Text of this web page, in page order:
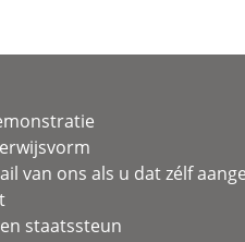
van ons als u dat zélf
staatssteun